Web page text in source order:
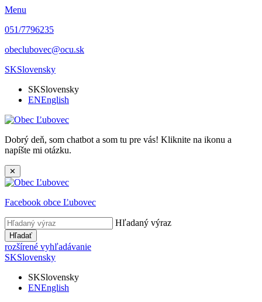
Menu
051/7796235
obeclubovec@ocu.sk
SKSlovensky
SKSlovensky
ENEnglish
Dobrý deň, som chatbot a som tu pre vás! Kliknite na ikonu a
napíšte mi otázku.
✕
Facebook obce Ľubovec
Hľadaný výraz
Hľadať
rozšírené vyhľadávanie
SKSlovensky
SKSlovensky
ENEnglish